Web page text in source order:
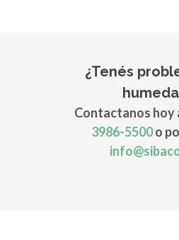
¿Tenés
Contactanos hoy
3986-5500o